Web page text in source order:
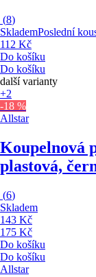
(8)
SklademPoslední
112 Kč
Do košíku
Do košíku
další varianty
+2
-18 %
Allstar
Koupelnová
plastová,
(6)
Skladem
143 Kč
175 Kč
Do košíku
Do košíku
Allstar